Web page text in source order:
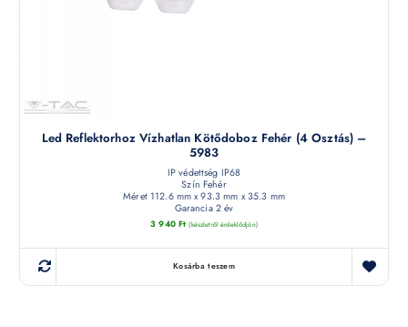
Led Reflektorhoz Vízhatlan Kötődoboz Fehér (4 Osztás) –
5983
IP védettség IP68
Szín Fehér
Méret 112.6 mm x 93.3 mm x 35.3 mm
Garancia 2 év
3 940 Ft (készletről érdeklődjön)
Kosárba teszem